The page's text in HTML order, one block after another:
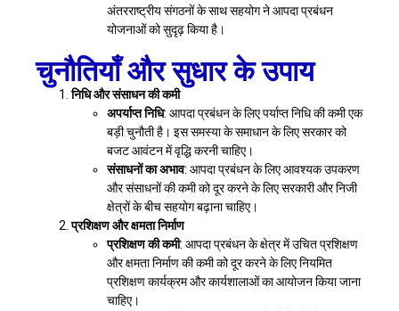
अंतरराष्ट्रीय संगठनों के साथ सहयोग ने आपदा प्रबंधन
योजनाओं को सुदृढ़ किया है।
चुनौतियाँ और सुधार के उपाय
निधि और संसाधन की कमी
अपर्याप्त निधि: आपदा प्रबंधन के लिए पर्याप्त निधि की कमी एक
बड़ी चुनौती है। इस समस्या के समाधान के लिए सरकार को
बजट आवंटन में वृद्धि करनी चाहिए।
संसाधनों का अभाव: आपदा प्रबंधन के लिए आवश्यक उपकरण
और संसाधनों की कमी को दूर करने के लिए सरकारी और निजी
क्षेत्रों के बीच सहयोग बढ़ाना चाहिए।
प्रशिक्षण और क्षमता निर्माण
प्रशिक्षण की कमी: आपदा प्रबंधन के क्षेत्र में उचित प्रशिक्षण
और क्षमता निर्माण की कमी को दूर करने के लिए नियमित
प्रशिक्षण कार्यक्रम और कार्यशालाओं का आयोजन किया जाना
चाहिए।